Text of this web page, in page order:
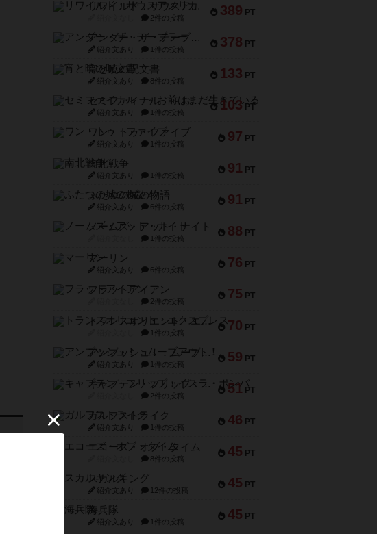
389 PT
リワイルド：サウスアメリカ
2件の投稿
378 PT
アンダー・ザ・テーブラー
紹介文あり 1件の投稿
133 PT
宵と暁の呪文書
紹介文あり 8件の投稿
103 PT
セミファイナル ～お前はまだ生きている～
紹介文あり 1件の投稿
97 PT
ワン・トゥ・ファイブ
紹介文あり 1件の投稿
91 PT
南北戦争
紹介文あり 1件の投稿
91 PT
ふたつの城の物語
紹介文あり 6件の投稿
88 PT
ノームズ・アット・ナイト
1件の投稿
76 PT
マーリン
紹介文あり 6件の投稿
75 PT
フラットアイアン
2件の投稿
70 PT
トランスオリエント・エクスプレス
1件の投稿
59 PT
アンブッシュ！：ムーブアウト！
紹介文あり 1件の投稿
51 PT
キャプテン・フリップ：イスラ・ボンバ
2件の投稿
46 PT
ガルフストライク
紹介文あり 1件の投稿
45 PT
エコーズ・オブ・タイム
8件の投稿
45 PT
スカルキング
紹介文あり 12件の投稿
45 PT
海兵隊
紹介文あり 1件の投稿